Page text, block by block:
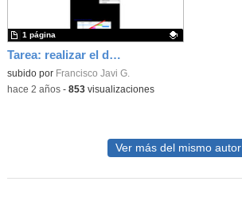
Tarea: realizar el diagrama de Gantt de la fabricación de un oso de peluche
Contenido educativo.
subido por Francisco Javi G.
1 página
-hace 2 años- 853visualizaciones
Ver más del mismo autor